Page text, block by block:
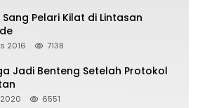
Sang Pelari Kilat di Lintasan
2016 7138
Jadi Benteng Setelah Protokol
6551